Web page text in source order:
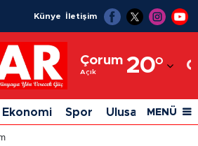
Künye İletişim
Çorum
Açık 20°
Adıyaman
Afyonkarahisar
Ağrı
Ekonomi Spor Ulusal Siyaset
MENÜ